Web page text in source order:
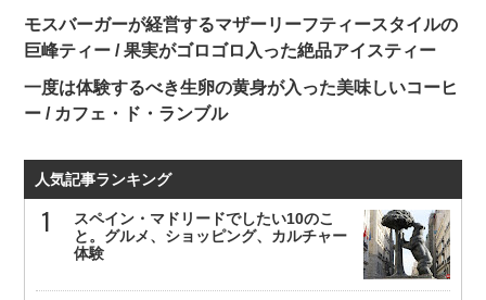
モスバーガーが経営するマザーリーフティースタイルの
巨峰ティー / 果実がゴロゴロ入った絶品アイスティー
一度は体験するべき生卵の黄身が入った美味しいコーヒ
ー / カフェ・ド・ランブル
人気記事ランキング
スペイン・マドリードでしたい10のこ
と。グルメ、ショッピング、カルチャー
体験